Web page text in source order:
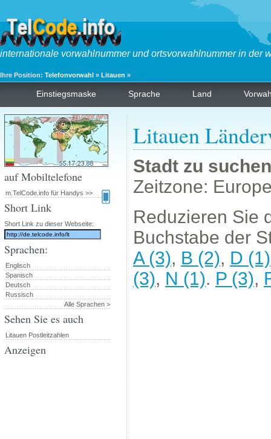
internationale vorwahlnummer und ortsvorwahlnummer in der
Ihre Position: Telefonvorwahl » Litauen »
Einstiegsmaske Sprache Land
Litauen
Stadt zu suchen
Zeitzone:
Reduzieren Sie
Buchstabe der
A (3), B (2), D (1)
(3), N (1). P (3),
auf Mobiltelefone
m.TelCode.info für Handys >>
Short Link
Short Link zu dieser Webseite:
Sprachen:
Englisch
Spanisch
Deutsch
Russisch
Alle Sprachen >
Sehen Sie es auch
Litauen Postleitzahlen
Anzeigen